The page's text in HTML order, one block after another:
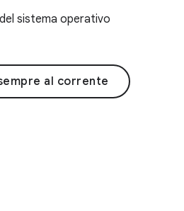
sistema operativo
al corrente